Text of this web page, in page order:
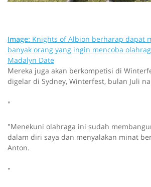
Image: Knights of Albion berharap dapat
banyak orang yang ingin mencoba
Madalyn Date
Mereka juga akan berkompetisi di
digelar di Sydney, Winterfest, bulan Juli
"
"Menekuni olahraga ini sudah
dalam diri saya dan menyalakan minat
Anton.
"